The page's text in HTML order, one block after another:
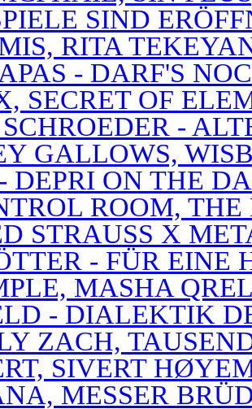
SIND
RITA
- DARF'S
SECRET OF
-
GALLOWS,
DEPRI ON THE
ROOM,
STRAUSS X
- FÜR EINE
MASHA
- DIALEKTIK
ZACH,
SIVERT
MESSER